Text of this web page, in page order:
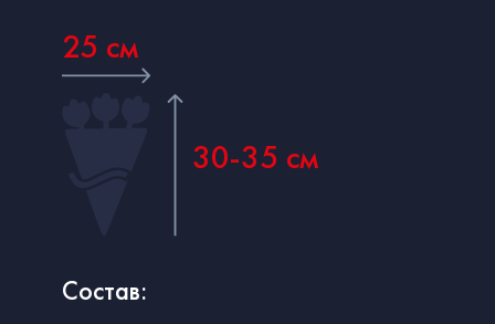
25 см
30-35 см
Состав: